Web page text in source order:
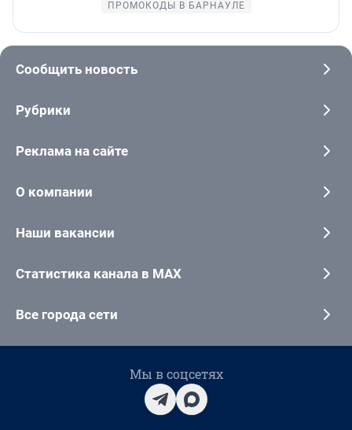
ПРОМОКОДЫ В БАРНАУЛЕ
Сообщить новость
Рубрики
Реклама на сайте
О компании
Наши вакансии
Статистика канала в MAX
Все города сети
Мы в соцсетях